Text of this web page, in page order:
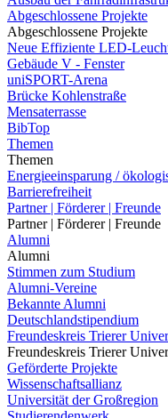
Abgeschlossene Projekte
Abgeschlossene Projekte
Neue Effiziente LED-
Gebäude V - Fenster
uniSPORT-Arena
Brücke Kohlenstraße
Mensaterrasse
BibTop
Themen
Themen
Energieeinsparung /
Barrierefreiheit
Partner | Förderer | Freunde
Partner | Förderer | Freunde
Alumni
Alumni
Stimmen zum Studium
Alumni-Vereine
Bekannte Alumni
Deutschlandstipendium
Freundeskreis Trierer
Freundeskreis Trierer
Geförderte Projekte
Wissenschaftsallianz
Universität der Großregion